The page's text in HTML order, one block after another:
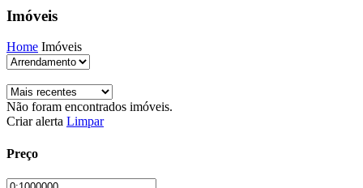
Imóveis
Home Imóveis
Não foram encontrados imóveis.
Criar alerta Limpar
Preço